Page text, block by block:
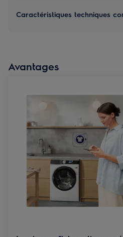
Caractéristiques techniques
Avantages